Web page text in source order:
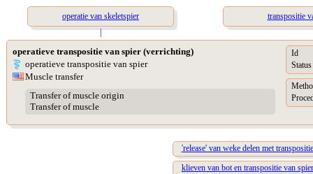
operatie van skeletspier
transpositie
|
operatieve transpositie van spier (verrichting)
operatieve transpositie van spier
Muscle transfer
Transfer of muscle origin
Transfer of muscle
Id
Status
'release' van weke delen met
klieven van bot en transpositie van spier